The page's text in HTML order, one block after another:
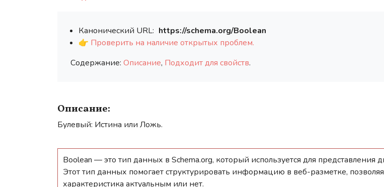
Канонический URL: https://schema.org/Boolean
👉 Проверить на наличие открытых проблем.
Содержание: Описание, Подходит для свойств.
Описание:
Булевый: Истина или Ложь.
Boolean — это тип данных в Schema.org, который используется для
Этот тип данных помогает структурировать информацию в веб-разметке,
характеристика актуальным или нет.